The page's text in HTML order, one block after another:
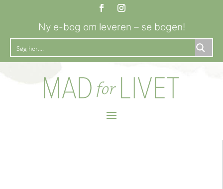
Ny e-bog om leveren – se bogen!